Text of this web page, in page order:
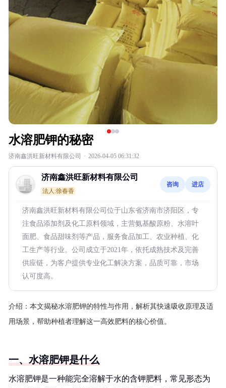
水溶肥钾的秘密
济南鑫洪旺新材料有限公司 · 2026-04-05 06:31:32
济南鑫洪旺新材料有限公司
法人:徐春香
咨询 进店
济南鑫洪旺新材料有限公司位于山东省济南市济阳区，专
注食品添加剂及化工原料领域，主营氨基酸原粉、水溶叶
面肥、食品甜味剂等产品，服务食品加工、农业种植、化
工生产等行业。公司成立于2021年，依托成熟技术及完善
供应链，为客户提供专业化工解决方案，品质可靠，市场
认可度高。
介绍： 本文揭秘水溶肥钾的特性与作用，解析其快速吸收原理及适
用场景，帮助种植者理解这一高效肥料的核心价值。
一、水溶肥钾是什么
水溶肥钾是一种能完全溶解于水的含钾肥料，常见形态为